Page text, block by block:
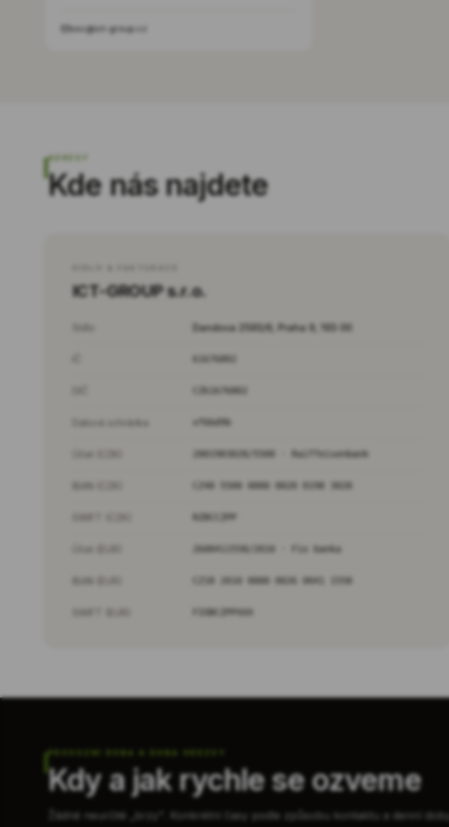
soc@ict-group.cz
ADRESY
Kde nás najdete
ICT-GROUP s.r.o.
Dandova 2593/6, Praha 9, 193 00
61676802
CZ61676802
Datová schránka xf6bd9b
2001983028/5500 · Raiffeisenbank
CZ48 5500 0000 0020 0198 3028
2600411558/2010 · Fio banka
CZ18 2010 0000 0026 0041 1558
FIOBCZPPXXX
Kdy a jak rychle se ozveme
Žádné neurčité „brzy". Konkrétní časy podle způsobu kontaktu a denní doby.